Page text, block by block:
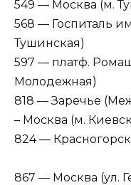
549 — Москва (м.
568 — Госпиталь
Тушинская)
597 — платф.
Молодежная)
818 — Заречье
– Москва (м.
824 —
867 — Москва (ул.